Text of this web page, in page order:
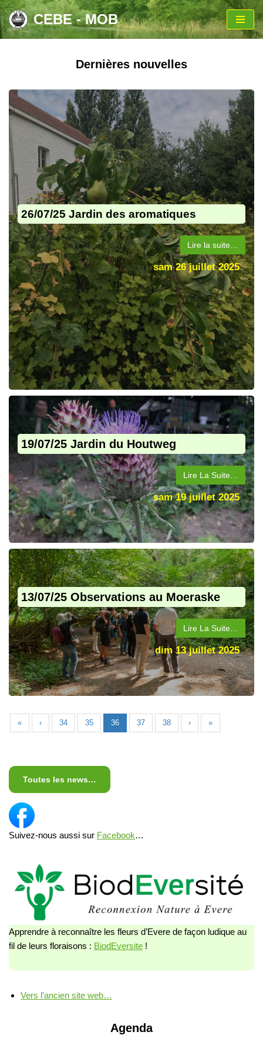
Aller
CEBE - MOB
Dernières nouvelles
26/07/25 Jardin des aromatiques
Lire la suite…
sam 26 juillet 2025
19/07/25 Jardin du Houtweg
Lire La Suite…
sam 19 juillet 2025
13/07/25 Observations au Moeraske
Lire La Suite…
dim 13 juillet 2025
« ‹ 34 35 36 37 38 › »
Toutes les news…
Suivez-nous aussi sur Facebook…
Apprendre à reconnaître les fleurs d’Evere de façon ludique au
fil de leurs floraisons : BiodEversite !
Vers l’ancien site web…
Agenda